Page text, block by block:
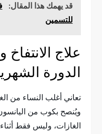
قد يهمك هذا المقال:
للتسمين
علاج الانتفاخ
الدورة
تعاني أغلب النساء من
ويُنصح بكوب من
الغازات، وليس فقط